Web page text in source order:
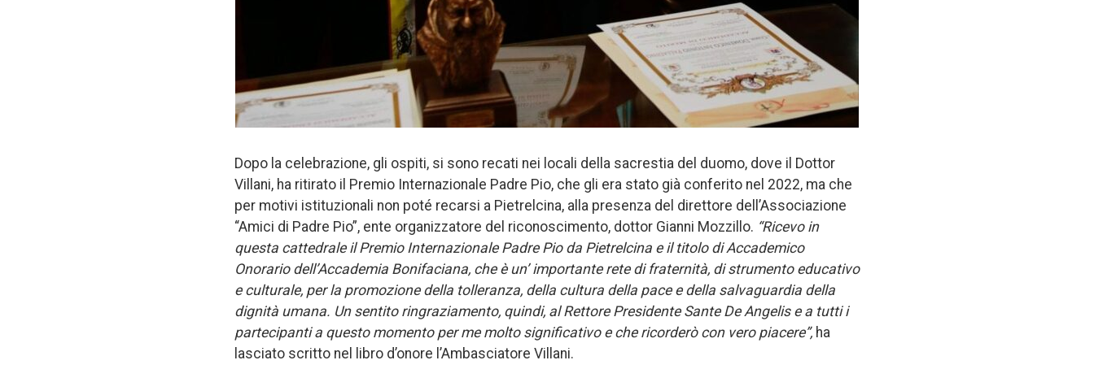
Dopo la celebrazione, gli ospiti, si sono recati nei locali della sacrestia del duomo, dove il Dottor
Villani, ha ritirato il Premio Internazionale Padre Pio, che gli era stato già conferito nel 2022, ma che
per motivi istituzionali non poté recarsi a Pietrelcina, alla presenza del direttore dell’Associazione
“Amici di Padre Pio”, ente organizzatore del riconoscimento, dottor Gianni Mozzillo. “Ricevo in
questa cattedrale il Premio Internazionale Padre Pio da Pietrelcina e il titolo di Accademico
Onorario dell’Accademia Bonifaciana, che è un’ importante rete di fraternità, di strumento educativo
e culturale, per la promozione della tolleranza, della cultura della pace e della salvaguardia della
dignità umana. Un sentito ringraziamento, quindi, al Rettore Presidente Sante De Angelis e a tutti i
partecipanti a questo momento per me molto significativo e che ricorderò con vero piacere”, ha
lasciato scritto nel libro d’onore l’Ambasciatore Villani.